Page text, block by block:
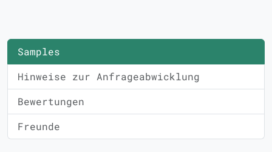
Samples
Hinweise zur Anfrageabwicklung
Bewertungen
Freunde